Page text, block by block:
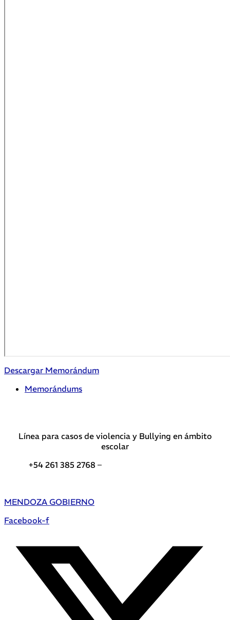
Descargar Memorándum
Memorándums
Línea para casos de violencia y Bullying en ámbito
escolar
+54 261 385 2768 –
MENDOZA GOBIERNO
Facebook-f